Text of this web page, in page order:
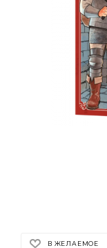
В ЖЕЛАЕМОЕ